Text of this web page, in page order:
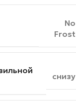
No
Frost
снизу